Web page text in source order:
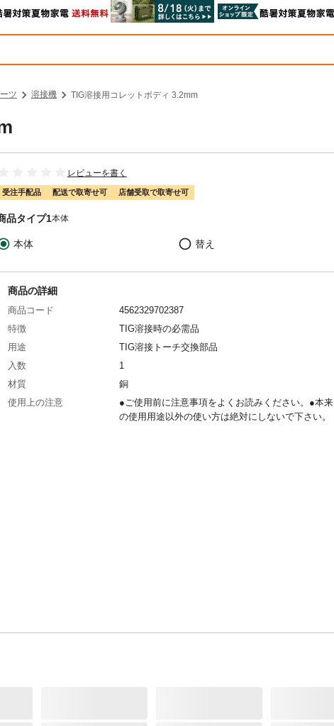
ツ 溶接機 TIG溶接用コレットボディ 3.2mm
レビューを書く
受注手配品 配送で取寄せ可 店舗受取で取寄せ可
品タイプ1本体
本体 替え
商品の詳細
商品コード
4562329702387
特徴
TIG溶接時の必需品
用途
TIG溶接トーチ交換部品
入数
1
材質
銅
使用上の注意
●ご使用前に注意事項をよくお読みください。●本来
の使用用途以外の使い方は絶対にしないで下さい。